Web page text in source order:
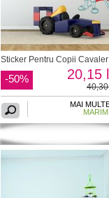
Sticker Pentru Copii Cavaler
-50% 20,15
MAI